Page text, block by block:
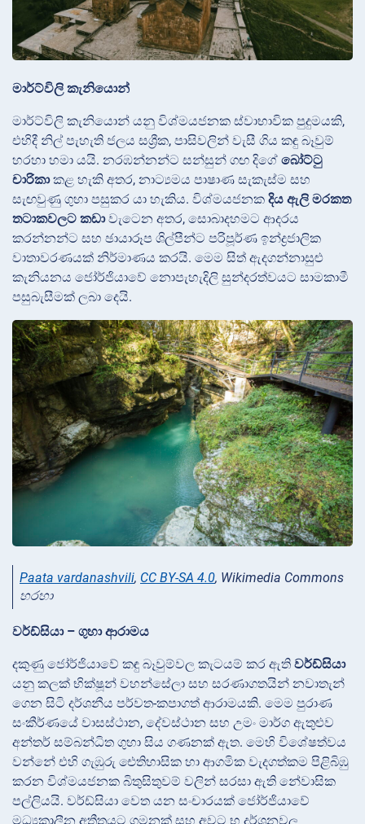
මාර්ට්විලි කැනියොන්
මාර්ට්විලි කැනියොන් යනු විශ්මයජනක ස්වාභාවික පුදුමයකි,
එහිදී නිල් පැහැති ජලය සශ්‍රීක, පාසිවලින් වැසී ගිය කඳු බෑවුම්
හරහා හමා යයි. නරඹන්නන්ට සන්සුන් ගඟ දිගේ බෝට්ටු
චාරිකාකළ හැකි අතර, නාට්‍යමය පාෂාණ සැකැස්ම සහ
සැඟවුණු ගුහා පසුකර යා හැකිය. විශ්මයජනක දිය ඇලි මරකත
තටාකවලට කඩාවැටෙන අතර, සොබාදහමට ආදරය
කරන්නන්ට සහ ඡායාරූප ශිල්පීන්ට පරිපූර්ණ ඉන්ද්‍රජාලික
වාතාවරණයක් නිර්මාණය කරයි. මෙම සිත් ඇදගන්නාසුළු
කැනියනය ජෝර්ජියාවේ නොපැහැදිලි සුන්දරත්වයට සාමකාමී
පසුබැසීමක් ලබා දෙයි.
Paata vardanashvili, CC BY-SA 4.0, Wikimedia Commons
හරහා
වර්ඩ්සියා – ගුහා ආරාමය
දකුණු ජෝර්ජියාවේ කඳු බෑවුම්වල කැටයම් කර ඇති වර්ඩ්සියා
යනු කලක් භික්ෂූන් වහන්සේලා සහ සරණාගතයින් නවාතැන්
ගෙන සිටි දර්ශනීය පර්වත-කපාගත් ආරාමයකි. මෙම පුරාණ
සංකීර්ණයේ වාසස්ථාන, දේවස්ථාන සහ උමං මාර්ග ඇතුළුව
අන්තර් සම්බන්ධිත ගුහා සිය ගණනක් ඇත. මෙහි විශේෂත්වය
වන්නේ එහි ගැඹුරු ඓතිහාසික හා ආගමික වැදගත්කම පිළිබිඹු
කරන විශ්මයජනක බිතුසිතුවම් වලින් සරසා ඇති නේවාසික
පල්ලියයි. වර්ඩ්සියා වෙත යන සංචාරයක් ජෝර්ජියාවේ
මධ්‍යකාලීන අතීතයට ගමනක් සහ අවට භූ දර්ශනවල